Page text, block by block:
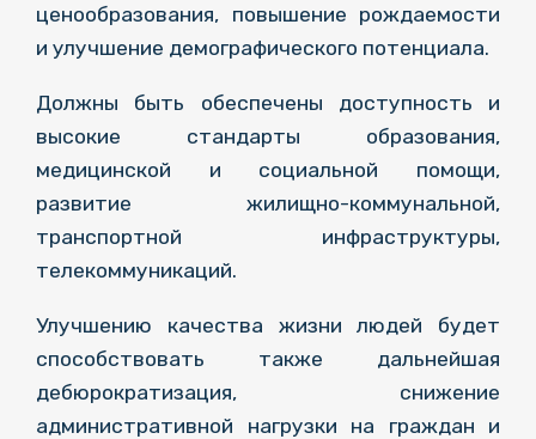
ценообразования, повышение рождаемости
и улучшение демографического потенциала.
Должны быть обеспечены доступность и
высокие стандарты образования,
медицинской и социальной помощи,
развитие жилищно-коммунальной,
транспортной инфраструктуры,
телекоммуникаций.
Улучшению качества жизни людей будет
способствовать также дальнейшая
дебюрократизация, снижение
административной нагрузки на граждан и